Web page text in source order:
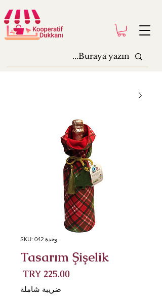
وحدة SKU: 042
Tasarım Şişelik
السعر
ضريبة شاملة